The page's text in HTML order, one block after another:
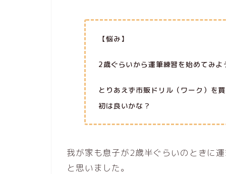
【悩み】
2歳ぐらいから運筆練習を始めてみ
とりあえず市販ドリル（ワーク）を
初は良いかな？
我が家も息子が2歳半ぐらいのときに
と思いました。